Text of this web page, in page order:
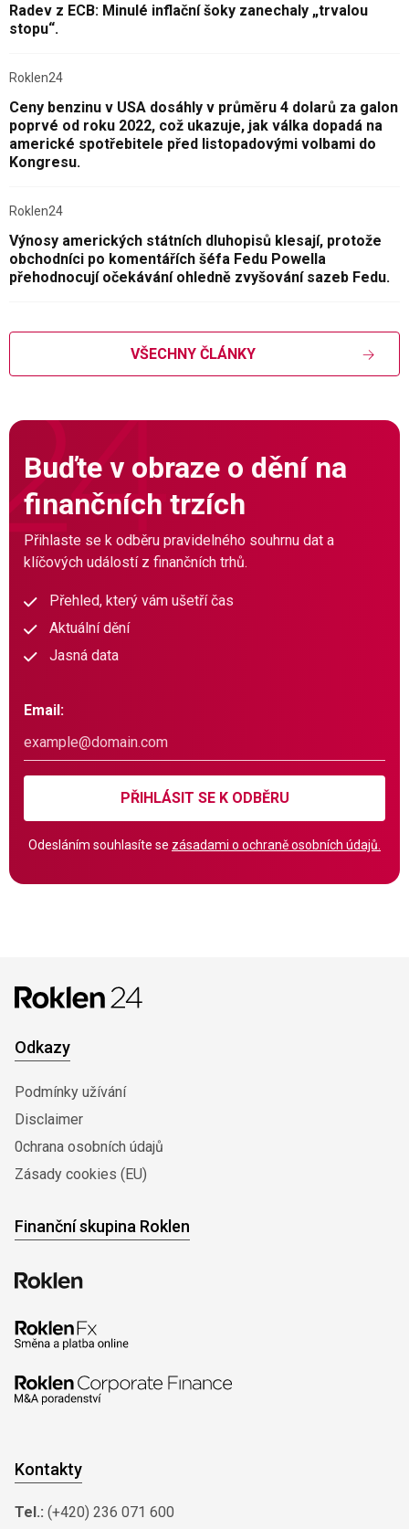
Radev z ECB: Minulé inflační šoky zanechaly „trvalou
stopu“.
Roklen24
Ceny benzinu v USA dosáhly v průměru 4 dolarů za galon
poprvé od roku 2022, což ukazuje, jak válka dopadá na
americké spotřebitele před listopadovými volbami do
Kongresu.
Roklen24
Výnosy amerických státních dluhopisů klesají, protože
obchodníci po komentářích šéfa Fedu Powella
přehodnocují očekávání ohledně zvyšování sazeb Fedu.
VŠECHNY ČLÁNKY
Buďte v obraze o dění na
finančních trzích
Přihlaste se k odběru pravidelného souhrnu dat a
klíčových událostí z finančních trhů.
Přehled, který vám ušetří čas
Aktuální dění
Jasná data
Email:
PŘIHLÁSIT SE K ODBĚRU
Odesláním souhlasíte se zásadami o ochraně osobních údajů.
Odkazy
Podmínky užívání
Disclaimer
0chrana osobních údajů
Zásady cookies (EU)
Finanční skupina Roklen
Kontakty
Tel.: (+420) 236 071 600